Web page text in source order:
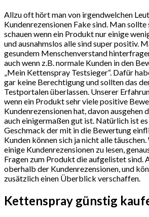
Allzu oft hört man von irgendwelchen
Kundenrezensionen Fake sind. Man
schauen wenn ein Produkt nur einige
und ausnahmslos alle sind super positiv.
gesundem Menschenverstand
auch wenn z.B. normale Kunden in den
„Mein Ket­ten­spray Testsieger“. Dafür
gar keine Berechtigung und sollten das
Testportalen überlassen. Unserer
wenn ein Produkt sehr viele positive
Kundenrezensionen hat, davon ausgehen
auch einigermaßen gut ist. Natürlich ist
Geschmack der mit in die Bewertung
Kunden können sich ja nicht alle
einige Kundenrezensionen zu lesen,
Fragen zum Produkt die aufgelistet sind.
oberhalb der Kundenrezensionen, und
zusätzlich einen Überblick verschaffen.
Ket­ten­spray günstig